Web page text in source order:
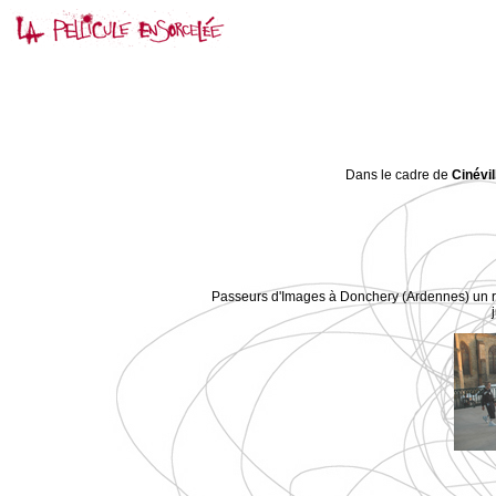
Dans le cadre de
Passeurs d'Images à Donchery (Ardennes) un